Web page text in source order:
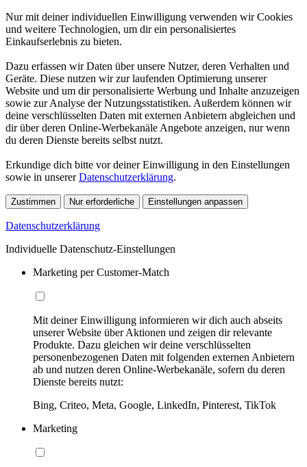
Nur mit deiner individuellen Einwilligung verwenden wir Cookies
und weitere Technologien, um dir ein personalisiertes
Einkaufserlebnis zu bieten.
Dazu erfassen wir Daten über unsere Nutzer, deren Verhalten und
Geräte. Diese nutzen wir zur laufenden Optimierung unserer
Website und um dir personalisierte Werbung und Inhalte anzuzeigen
sowie zur Analyse der Nutzungsstatistiken. Außerdem können wir
deine verschlüsselten Daten mit externen Anbietern abgleichen und
dir über deren Online-Werbekanäle Angebote anzeigen, nur wenn
du deren Dienste bereits selbst nutzt.
Erkundige dich bitte vor deiner Einwilligung in den Einstellungen
sowie in unsererDatenschutzerklärung.
Zustimmen Nur erforderliche Einstellungen anpassen
Datenschutzerklärung
Individuelle Datenschutz-Einstellungen
Marketing per Customer-Match
Mit deiner Einwilligung informieren wir dich auch abseits
unserer Website über Aktionen und zeigen dir relevante
Produkte. Dazu gleichen wir deine verschlüsselten
personenbezogenen Daten mit folgenden externen Anbietern
ab und nutzen deren Online-Werbekanäle, sofern du deren
Dienste bereits nutzt:
Bing, Criteo, Meta, Google, LinkedIn, Pinterest, TikTok
Marketing